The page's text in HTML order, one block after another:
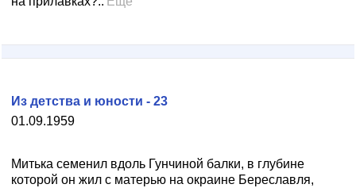
01.09.1959
Из детства и юности - 23
Митька семенил вдоль Гунчиной балки, в глубине
которой он жил с матерью на окраине Береславля,